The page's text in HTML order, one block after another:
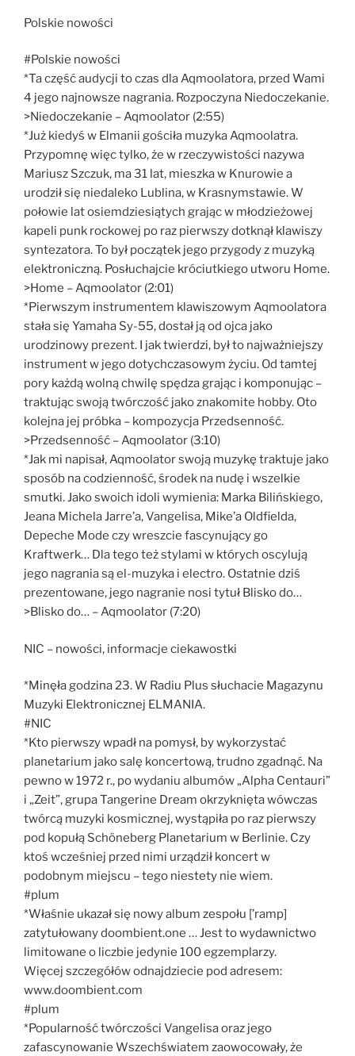
Polskie nowości
#Polskie nowości
*Ta część audycji to czas dla Aqmoolatora, przed Wami
4 jego najnowsze nagrania. Rozpoczyna Niedoczekanie.
>Niedoczekanie – Aqmoolator (2:55)
*Już kiedyś w Elmanii gościła muzyka Aqmoolatra.
Przypomnę więc tylko, że w rzeczywistości nazywa
Mariusz Szczuk, ma 31 lat, mieszka w Knurowie a
urodził się niedaleko Lublina, w Krasnymstawie. W
połowie lat osiemdziesiątych grając w młodzieżowej
kapeli punk rockowej po raz pierwszy dotknął klawiszy
syntezatora. To był początek jego przygody z muzyką
elektroniczną. Posłuchajcie króciutkiego utworu Home.
>Home – Aqmoolator (2:01)
*Pierwszym instrumentem klawiszowym Aqmoolatora
stała się Yamaha Sy-55, dostał ją od ojca jako
urodzinowy prezent. I jak twierdzi, był to najważniejszy
instrument w jego dotychczasowym życiu. Od tamtej
pory każdą wolną chwilę spędza grając i komponując –
traktując swoją twórczość jako znakomite hobby. Oto
kolejna jej próbka – kompozycja Przedsenność.
>Przedsenność – Aqmoolator (3:10)
*Jak mi napisał, Aqmoolator swoją muzykę traktuje jako
sposób na codzienność, środek na nudę i wszelkie
smutki. Jako swoich idoli wymienia: Marka Bilińskiego,
Jeana Michela Jarre’a, Vangelisa, Mike’a Oldfielda,
Depeche Mode czy wreszcie fascynujący go
Kraftwerk… Dla tego też stylami w których oscylują
jego nagrania są el-muzyka i electro. Ostatnie dziś
prezentowane, jego nagranie nosi tytuł Blisko do…
>Blisko do… – Aqmoolator (7:20)
NIC – nowości, informacje ciekawostki
*Minęła godzina 23. W Radiu Plus słuchacie Magazynu
Muzyki Elektronicznej ELMANIA.
#NIC
*Kto pierwszy wpadł na pomysł, by wykorzystać
planetarium jako salę koncertową, trudno zgadnąć. Na
pewno w 1972 r., po wydaniu albumów „Alpha Centauri”
i „Zeit”, grupa Tangerine Dream okrzyknięta wówczas
twórcą muzyki kosmicznej, wystąpiła po raz pierwszy
pod kopułą Schöneberg Planetarium w Berlinie. Czy
ktoś wcześniej przed nimi urządził koncert w
podobnym miejscu – tego niestety nie wiem.
#plum
*Właśnie ukazał się nowy album zespołu [’ramp]
zatytułowany doombient.one … Jest to wydawnictwo
limitowane o liczbie jedynie 100 egzemplarzy.
Więcej szczegółów odnajdziecie pod adresem:
www.doombient.com
#plum
*Popularność twórczości Vangelisa oraz jego
zafascynowanie Wszechświatem zaowocowały, że